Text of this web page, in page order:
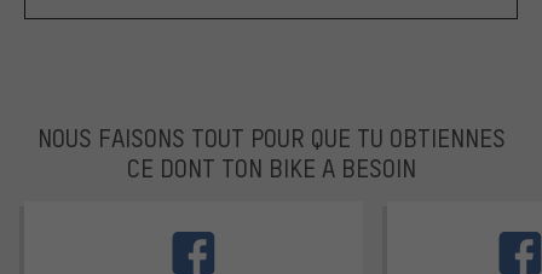
NOUS FAISONS TOUT POUR QUE TU OBTIENNES
CE DONT TON BIKE A BESOIN